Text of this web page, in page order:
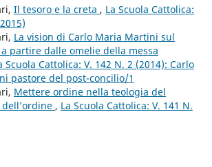
Il tesoro e la creta , La Scuola Cattolica:
La vision di Carlo Maria Martini sul
partire dalle omelie della messa
Scuola Cattolica: V. 142 N. 2 (2014): Carlo
pastore del post-concilio/1
Mettere ordine nella teologia del
, La Scuola Cattolica: V. 141 N.